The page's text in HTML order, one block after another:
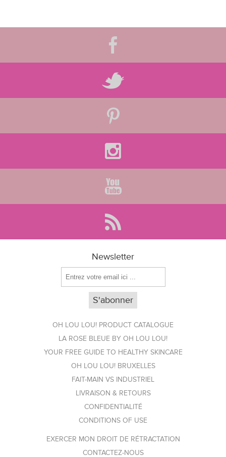
Newsletter
OH LOU LOU! PRODUCT CATALOGUE
LA ROSE BLEUE BY OH LOU LOU!
YOUR FREE GUIDE TO HEALTHY SKINCARE
OH LOU LOU! BRUXELLES
FAIT-MAIN VS INDUSTRIEL
LIVRAISON & RETOURS
CONFIDENTIALITÉ
CONDITIONS OF USE
EXERCER MON DROIT DE RÉTRACTATION
CONTACTEZ-NOUS